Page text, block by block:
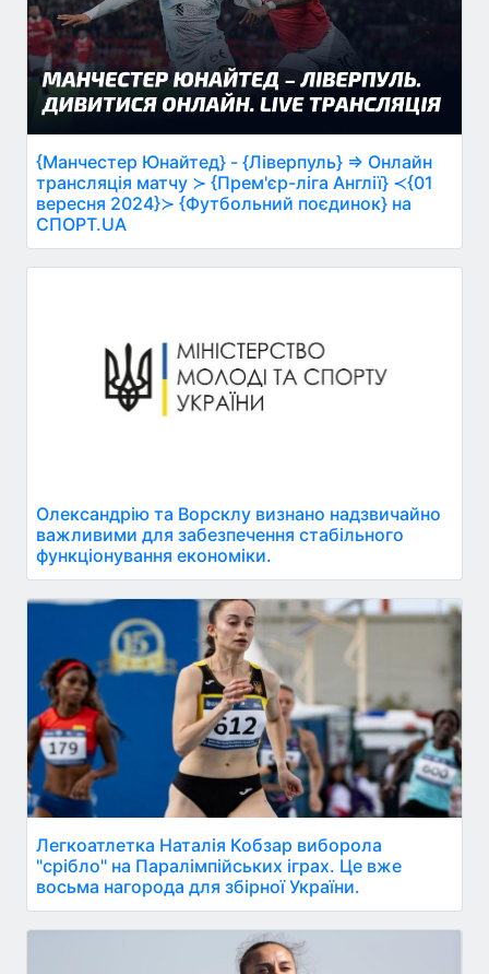
{Манчестер Юнайтед} - {Ліверпуль} ⇒ Онлайн
трансляція матчу ≻ {Прем'єр-ліга Англії} ≺{01
вересня 2024}≻ {Футбольний поєдинок} на
СПОРТ.UA
Олександрію та Ворсклу визнано надзвичайно
важливими для забезпечення стабільного
функціонування економіки.
Легкоатлетка Наталія Кобзар виборола
"срібло" на Паралімпійських іграх. Це вже
восьма нагорода для збірної України.